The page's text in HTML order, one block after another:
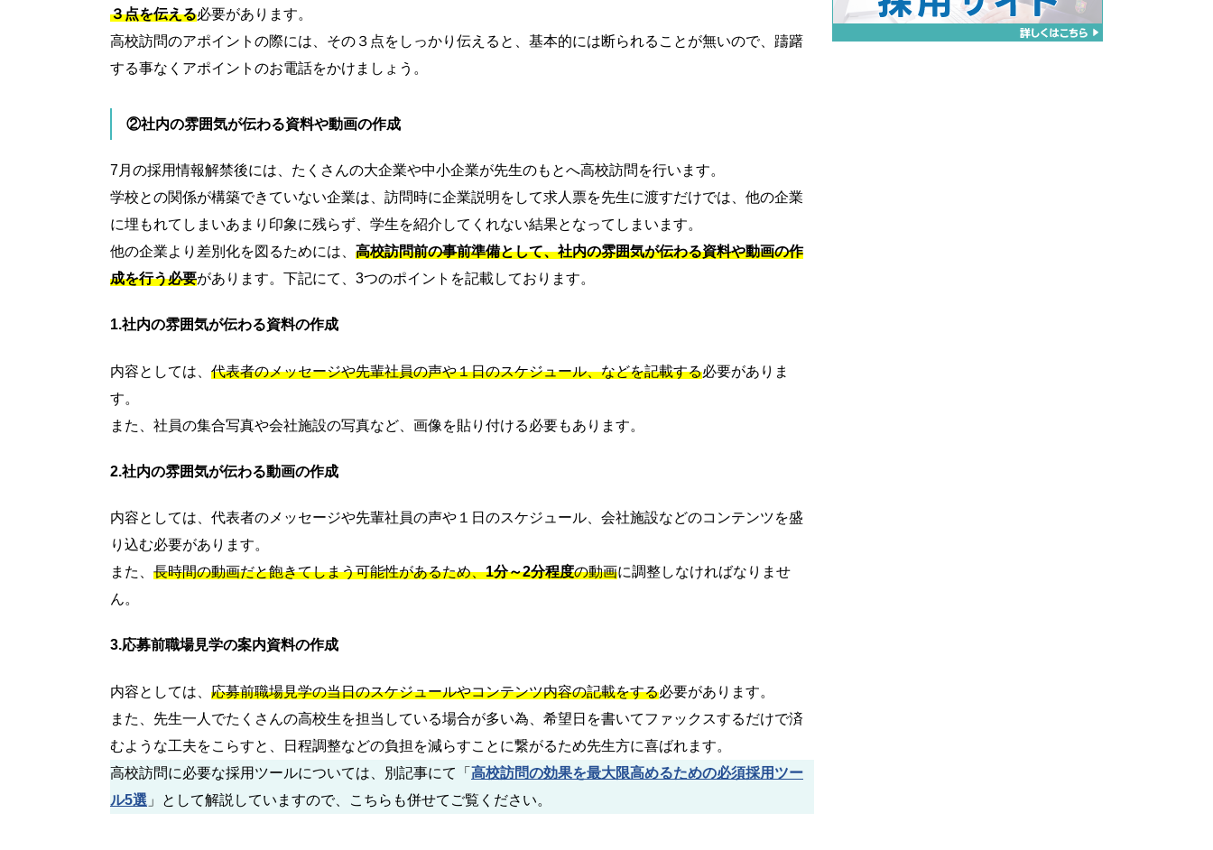
３点を伝える必要があります。
高校訪問のアポイントの際には、その３点をしっかり伝えると、基本的には断られることが無いので、躊躇
する事なくアポイントのお電話をかけましょう。
②社内の雰囲気が伝わる資料や動画の作成
7月の採用情報解禁後には、たくさんの大企業や中小企業が先生のもとへ高校訪問を行います。
学校との関係が構築できていない企業は、訪問時に企業説明をして求人票を先生に渡すだけでは、他の企業
に埋もれてしまいあまり印象に残らず、学生を紹介してくれない結果となってしまいます。
他の企業より差別化を図るためには、 高校訪問前の事前準備として、社内の雰囲気が伝わる資料や動画の作
成を行う必要があります。下記にて、3つのポイントを記載しております。
1.社内の雰囲気が伝わる資料の作成
内容としては、 代表者のメッセージや先輩社員の声や１日のスケジュール、などを記載する必要がありま
す。
また、社員の集合写真や会社施設の写真など、画像を貼り付ける必要もあります。
2.社内の雰囲気が伝わる動画の作成
内容としては、代表者のメッセージや先輩社員の声や１日のスケジュール、会社施設などのコンテンツを盛
り込む必要があります。
また、 長時間の動画だと飽きてしまう可能性があるため、1分～2分程度の動画に調整しなければなりませ
ん。
3.応募前職場見学の案内資料の作成
内容としては、 応募前職場見学の当日のスケジュールやコンテンツ内容の記載をする必要があります。
また、先生一人でたくさんの高校生を担当している場合が多い為、希望日を書いてファックスするだけで済
むような工夫をこらすと、日程調整などの負担を減らすことに繋がるため先生方に喜ばれます。
高校訪問に必要な採用ツールについては、別記事にて「 高校訪問の効果を最大限高めるための必須採用ツー
ル5選 」として解説していますので、こちらも併せてご覧ください。